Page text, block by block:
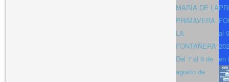
MARÍA DE LA
PRIMAVERA
LA
FONTAÑERA
Del 7 al 9 de
agosto de
al
en